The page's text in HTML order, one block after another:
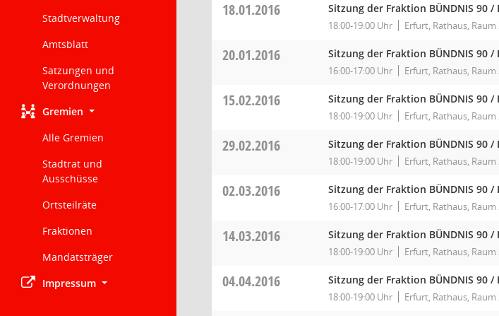
Stadtverwaltung
Amtsblatt
Satzungen und
Verordnungen
Gremien
Alle Gremien
Stadtrat und
Ausschüsse
Ortsteilräte
Fraktionen
Mandatsträger
Impressum
18.01.2016 Sitzung der Fraktion BÜNDNIS 90 /
18:00-19:00 Uhr Erfurt, Rathaus,
20.01.2016 Sitzung der Fraktion BÜNDNIS 90 /
16:00-17:00 Uhr Erfurt, Rathaus,
15.02.2016 Sitzung der Fraktion BÜNDNIS 90 /
18:00-19:00 Uhr Erfurt, Rathaus,
29.02.2016 Sitzung der Fraktion BÜNDNIS 90 /
18:00-19:00 Uhr Erfurt, Rathaus,
02.03.2016 Sitzung der Fraktion BÜNDNIS 90 /
16:00-17:00 Uhr Erfurt, Rathaus,
14.03.2016 Sitzung der Fraktion BÜNDNIS 90 /
18:00-19:00 Uhr Erfurt, Rathaus,
04.04.2016 Sitzung der Fraktion BÜNDNIS 90 /
18:00-19:00 Uhr Erfurt, Rathaus,